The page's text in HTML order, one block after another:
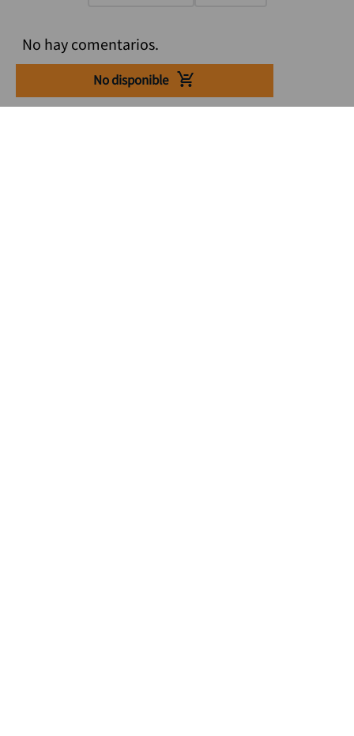
No disponible
No hay comentarios.